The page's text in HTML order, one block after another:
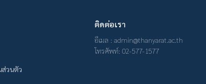
ส่วนตัว
ติดต่อเรา
อีเมล : admin@thanyarat.ac.th
โทรศัพท์: 02-577-1577